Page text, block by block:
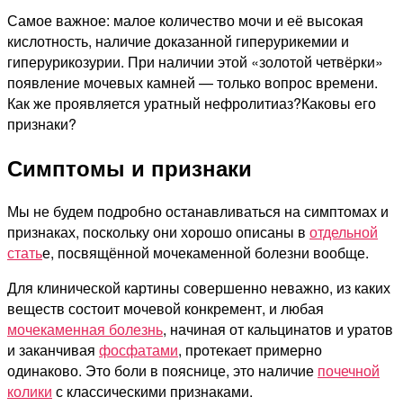
Самое важное: малое количество мочи и её высокая
кислотность, наличие доказанной гиперурикемии и
гиперурикозурии. При наличии этой «золотой четвёрки»
появление мочевых камней — только вопрос времени.
Как же проявляется уратный нефролитиаз?Каковы его
признаки?
Симптомы и признаки
Мы не будем подробно останавливаться на симптомах и
признаках, поскольку они хорошо описаны в отдельной
статье, посвящённой мочекаменной болезни вообще.
Для клинической картины совершенно неважно, из каких
веществ состоит мочевой конкремент, и любая
мочекаменная болезнь, начиная от кальцинатов и уратов
и заканчивая фосфатами, протекает примерно
одинаково. Это боли в пояснице, это наличие почечной
колики с классическими признаками.